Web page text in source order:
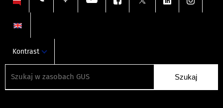
Kontrast